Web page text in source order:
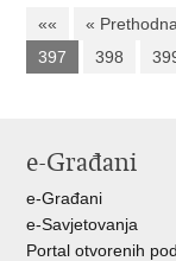
«« « Prethodna
397
398
e-Građani
e-Građani
e-Savjetovanja
Portal otvorenih